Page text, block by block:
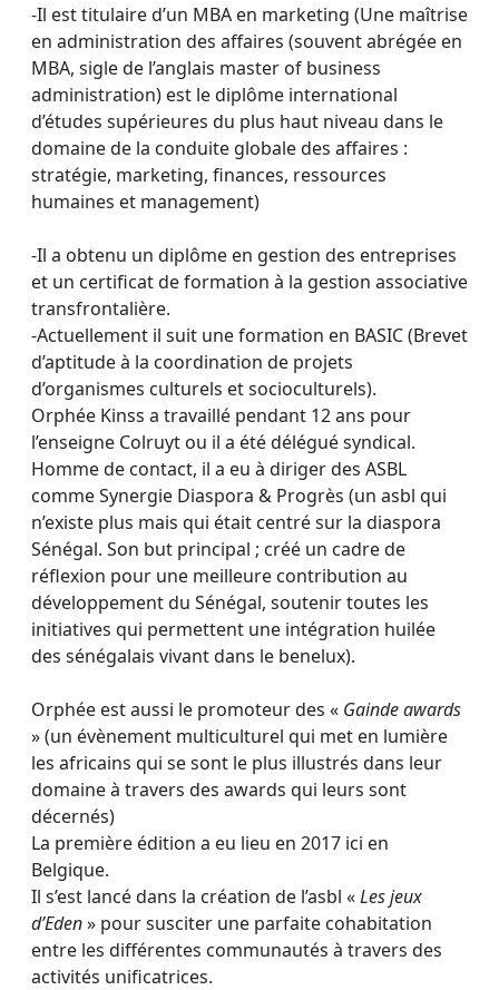
-Il est titulaire d’un MBA en marketing (Une maîtrise
en administration des affaires (souvent abrégée en
MBA, sigle de l’anglais master of business
administration) est le diplôme international
d’études supérieures du plus haut niveau dans le
domaine de la conduite globale des affaires :
stratégie, marketing, finances, ressources
humaines et management)
-Il a obtenu un diplôme en gestion des entreprises
et un certificat de formation à la gestion associative
transfrontalière.
-Actuellement il suit une formation en BASIC (Brevet
d’aptitude à la coordination de projets
d’organismes culturels et socioculturels).
Orphée Kinss a travaillé pendant 12 ans pour
l’enseigne Colruyt ou il a été délégué syndical.
Homme de contact, il a eu à diriger des ASBL
comme Synergie Diaspora & Progrès (un asbl qui
n’existe plus mais qui était centré sur la diaspora
Sénégal. Son but principal ; créé un cadre de
réflexion pour une meilleure contribution au
développement du Sénégal, soutenir toutes les
initiatives qui permettent une intégration huilée
des sénégalais vivant dans le benelux).
Orphée est aussi le promoteur des « Gainde awards
» (un évènement multiculturel qui met en lumière
les africains qui se sont le plus illustrés dans leur
domaine à travers des awards qui leurs sont
décernés)
La première édition a eu lieu en 2017 ici en
Belgique.
Il s’est lancé dans la création de l’asbl «Les jeux
d’Eden» pour susciter une parfaite cohabitation
entre les différentes communautés à travers des
activités unificatrices.